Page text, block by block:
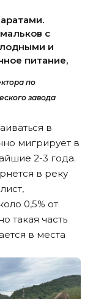
с
и
питание,
по
завода
в
мигрирует в
2-3 года.
в реку
0,5% от
такая часть
в места